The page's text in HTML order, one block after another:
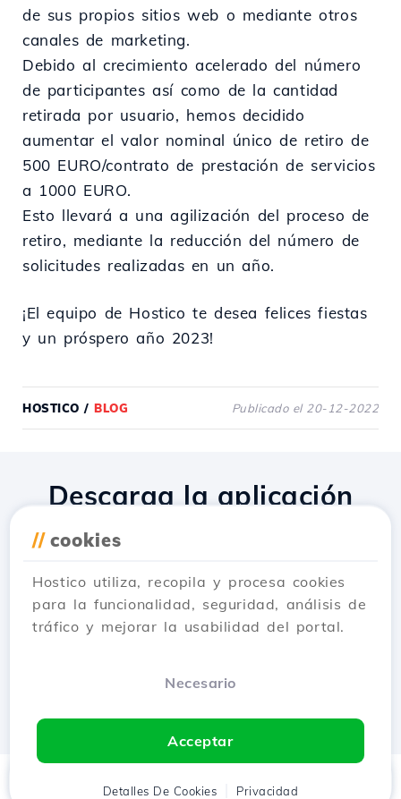
de sus propios sitios web o mediante otros
canales de marketing.
Debido al crecimiento acelerado del número
de participantes así como de la cantidad
retirada por usuario, hemos decidido
aumentar el valor nominal único de retiro de
500 EURO/contrato de prestación de servicios
a 1000 EURO.
Esto llevará a una agilización del proceso de
retiro, mediante la reducción del número de
solicitudes realizadas en un año.
¡El equipo de Hostico te desea felices fiestas
y un próspero año 2023!
HOSTICO / BLOG Publicado el 20-12-2022
// cookies
Hostico utiliza, recopila y procesa cookies
para la funcionalidad, seguridad, análisis de
tráfico y mejorar la usabilidad del portal.
Necesario
Acceptar
Detalles De Cookies Privacidad
Cliente Carrito Chat
Descarga la aplicación